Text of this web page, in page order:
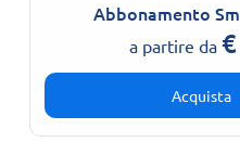
Abbonamento
a partire da €
Acquista